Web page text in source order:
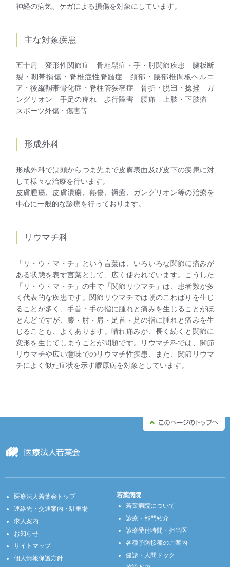
神経の病気、ケガによる損傷を対象にしています。
主な対象疾患
五十肩 変形性関節症 骨粗鬆症・手・肘関節疾患 腱板断
裂・靭帯損傷・脊椎症性脊髄症 頚部・腰部椎間板ヘルニ
ア・後縦靱帯骨化症・脊柱管狭窄症 骨折・脱臼・捻挫 ガ
ングリオン 手足の痺れ 歩行障害 腰痛 上肢・下肢痛
スポーツ外傷・傷害等
形成外科
形成外科では頭からつま先まで皮膚表面及び皮下の疾患に対
して様々な治療を行います。
皮膚腫瘍、皮膚潰瘍、熱傷、褥瘡、ガングリオン等の治療を
中心に一般的な診療を行っております。
リウマチ科
「リ・ウ・マ・チ」という言葉は、いろいろな関節に痛みが
ある状態を表す言葉として、広く使われています。こうした
「リ・ウ・マ・チ」の中で「関節リウマチ」は、患者数が多
く代表的な疾患です。関節リウマチでは朝のこわばりを生じ
ることが多く、手首・手の指に腫れと痛みを生じることがほ
とんどですが、膝・肘・肩・足首・足の指に腫れと痛みを生
じることも、よくあります。晴れ痛みが、長く続くと関節に
変形を生じてしまうことが問題です。リウマチ科では、関節
リウマチや広い意味でのリウマチ性疾患、また、関節リウマ
チによく似た症状を示す膠原病を対象としています。
医療法人若葉会トップ
連絡先・交通案内・駐車場
求人案内
お知らせ
サイトマップ
個人情報保護方針
若葉病院
若葉病院について
診療・部門紹介
診療受付時間・担当医
各種予防接種のご案内
健診・人間ドック